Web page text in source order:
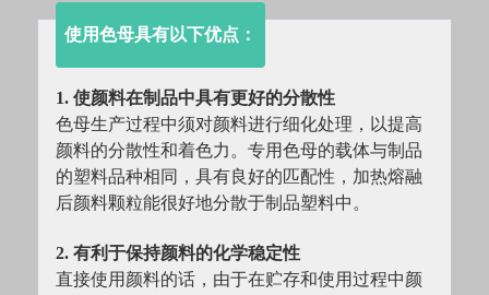
使用色母具有以下优点：
1. 使颜料在制品中具有更好的分散性
色母生产过程中须对颜料进行细化处理，以提高
颜料的分散性和着色力。专用色母的载体与制品
的塑料品种相同，具有良好的匹配性，加热熔融
后颜料颗粒能很好地分散于制品塑料中。
2. 有利于保持颜料的化学稳定性
直接使用颜料的话，由于在贮存和使用过程中颜